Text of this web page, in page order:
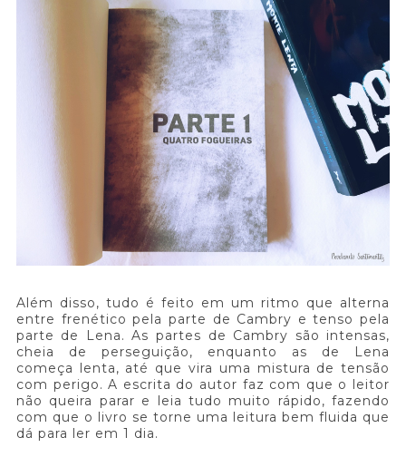
Além disso, tudo é feito em um ritmo que alterna
entre frenético pela parte de Cambry e tenso pela
parte de Lena. As partes de Cambry são intensas,
cheia de perseguição, enquanto as de Lena
começa lenta, até que vira uma mistura de tensão
com perigo. A escrita do autor faz com que o leitor
não queira parar e leia tudo muito rápido, fazendo
com que o livro se torne uma leitura bem fluida que
dá para ler em 1 dia.